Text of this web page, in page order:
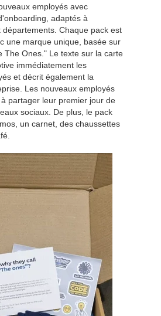
employés avec
adaptés à
départements. Chaque pack est
une marque unique, basée sur
The Ones." Le texte sur la carte
immédiatement les
et décrit également la
Les nouveaux employés
partager leur premier jour de
sociaux. De plus, le pack
un carnet, des chaussettes